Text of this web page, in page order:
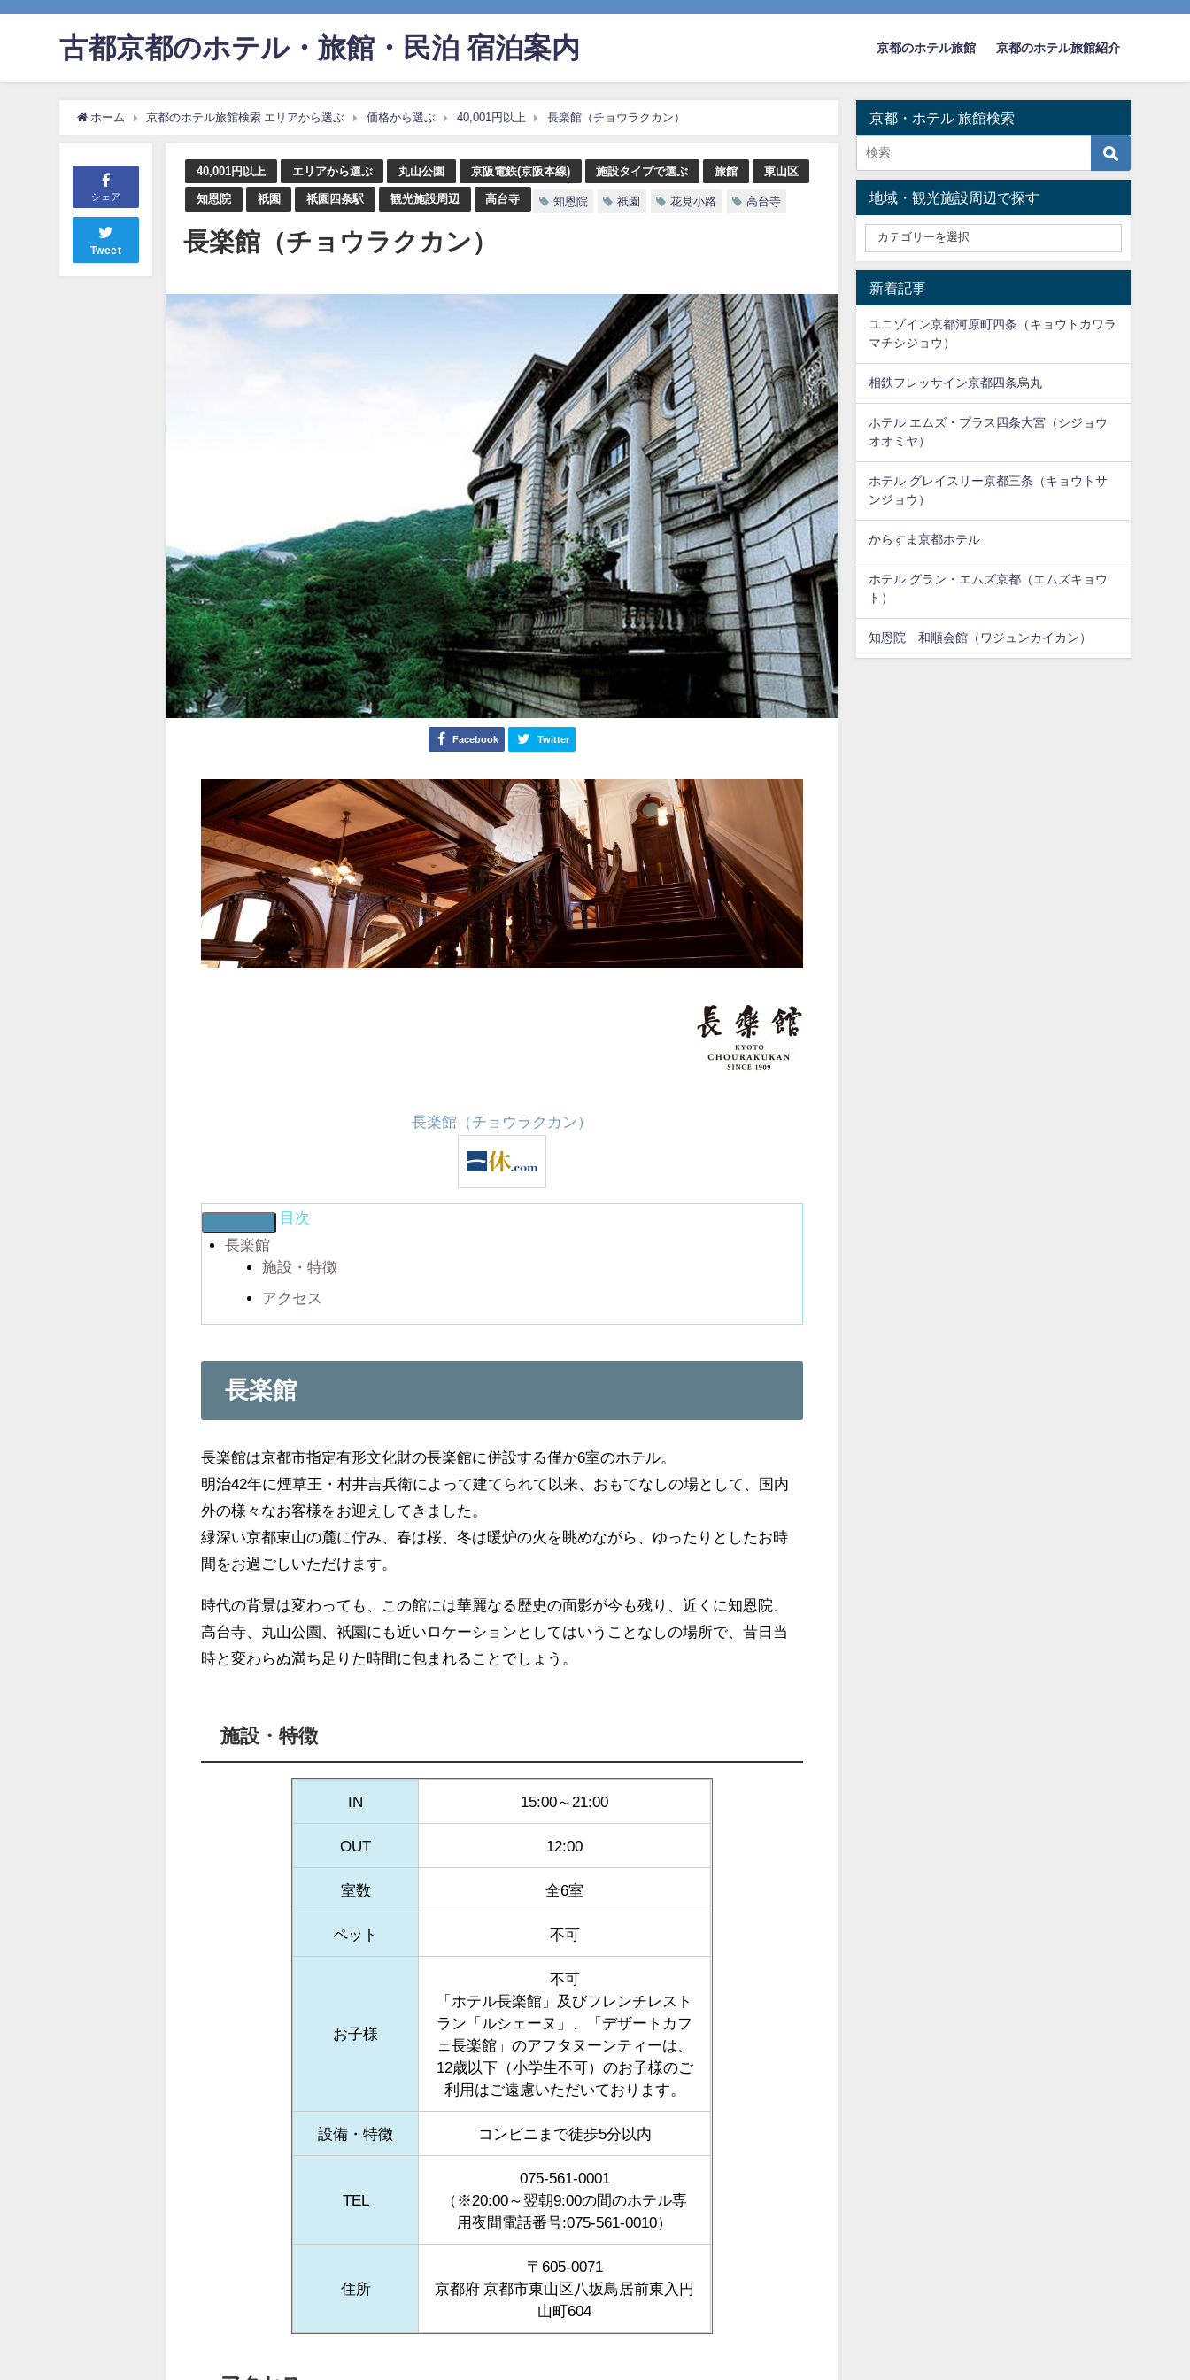
古都京都のホテル・旅館・民泊 宿泊案内 京都のホテル旅館 京都のホテル旅館紹介
ホーム 京都のホテル旅館検索 エリアから選ぶ 価格から選ぶ 40,001円以上 長楽館（チョウラクカン）
シェア
Tweet
40,001円以上 エリアから選ぶ 丸山公園 京阪電鉄(京阪本線) 施設タイプで選ぶ 旅館 東山区
知恩院 祇園 祇園四条駅 観光施設周辺 高台寺 知恩院 祇園 花見小路 高台寺
長楽館（チョウラクカン）
Facebook Twitter
長楽館（チョウラクカン）
目次
長楽館
施設・特徴
アクセス
長楽館
長楽館は京都市指定有形文化財の長楽館に併設する僅か6室のホテル。
明治42年に煙草王・村井吉兵衛によって建てられて以来、おもてなしの場として、国内
外の様々なお客様をお迎えしてきました。
緑深い京都東山の麓に佇み、春は桜、冬は暖炉の火を眺めながら、ゆったりとしたお時
間をお過ごしいただけます。
時代の背景は変わっても、この館には華麗なる歴史の面影が今も残り、近くに知恩院、
高台寺、丸山公園、祇園にも近いロケーションとしてはいうことなしの場所で、昔日当
時と変わらぬ満ち足りた時間に包まれることでしょう。
施設・特徴
IN 15:00～21:00
OUT 12:00
室数 全6室
ペット 不可
お子様
不可
「ホテル長楽館」及びフレンチレスト
ラン「ルシェーヌ」、「デザートカフ
ェ長楽館」のアフタヌーンティーは、
12歳以下（小学生不可）のお子様のご
利用はご遠慮いただいております。
設備・特徴 コンビニまで徒歩5分以内
TEL
075-561-0001
（※20:00～翌朝9:00の間のホテル専
用夜間電話番号:075-561-0010）
住所
〒605-0071
京都府 京都市東山区八坂鳥居前東入円
山町604
京都・ホテル 旅館検索
地域・観光施設周辺で探す
新着記事
ユニゾイン京都河原町四条（キョウトカワラ
マチシジョウ）
相鉄フレッサイン京都四条烏丸
ホテル エムズ・プラス四条大宮（シジョウ
オオミヤ）
ホテル グレイスリー京都三条（キョウトサ
ンジョウ）
からすま京都ホテル
ホテル グラン・エムズ京都（エムズキョウ
ト）
知恩院 和順会館（ワジュンカイカン）